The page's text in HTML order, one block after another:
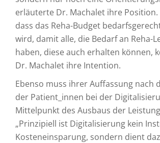
erläuterte Dr. Machalet ihre Position.
dass das Reha-Budget
wird, damit alle, die Bedarf an Reha-
haben, diese auch erhalten können,
Dr. Machalet ihre Intention.
Ebenso muss ihrer Auffassung nach
der Patient_innen bei der
Mittelpunkt des Ausbaus der
„Prinzipiell ist Digitalisierung kein
Kosteneinsparung, sondern dient